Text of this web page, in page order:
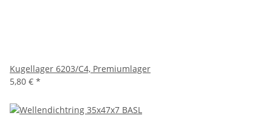
Kugellager 6203/C4, Premiumlager
5,80 € *